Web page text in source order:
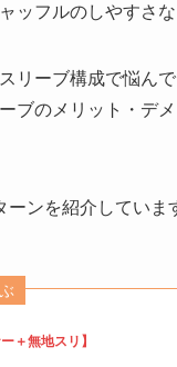
ッフルのしやすさ
リーブ構成で悩んで
ブのメリット・デ
ンを紹介していま
ー＋無地スリ】